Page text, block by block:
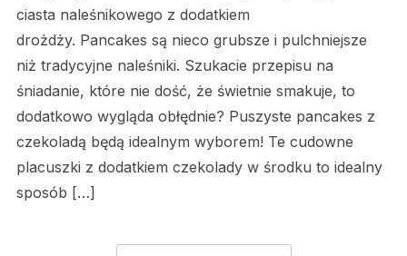
ciasta naleśnikowego z dodatkiem
drożdży. Pancakes są nieco grubsze i pulchniejsze
niż tradycyjne naleśniki. Szukacie przepisu na
śniadanie, które nie dość, że świetnie smakuje, to
dodatkowo wygląda obłędnie? Puszyste pancakes z
czekoladą będą idealnym wyborem! Te cudowne
placuszki z dodatkiem czekolady w środku to idealny
sposób […]